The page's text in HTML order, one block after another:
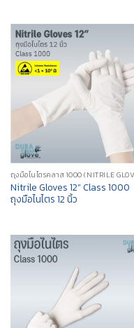
Nitrile Gloves 12” Class 1000
ถุงมือไนไตร 12 นิ้ว